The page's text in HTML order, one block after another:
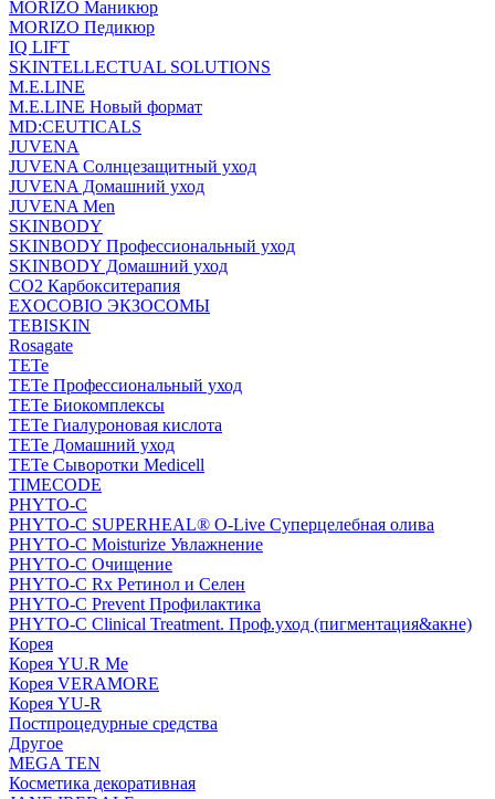
MORIZO Маникюр
MORIZO Педикюр
IQ LIFT
SKINTELLECTUAL SOLUTIONS
M.E.LINE
M.E.LINE Новый формат
MD:CEUTICALS
JUVENA
JUVENA Солнцезащитный уход
JUVENA Домашний уход
JUVENA Men
SKINBODY
SKINBODY Профессиональный уход
SKINBODY Домашний уход
CO2 Карбокситерапия
EXOCOBIO ЭКЗОСОМЫ
TEBISKIN
Rosagate
TETe
TETe Профессиональный уход
TETe Биокомплексы
TETe Гиалуроновая кислота
TETe Домашний уход
TETe Сыворотки Medicell
TIMECODE
PHYTO-C
PHYTO-C SUPERHEAL® O-Live Суперцелебная олива
PHYTO-C Moisturize Увлажнение
PHYTO-C Очищение
PHYTO-C Rx Ретинол и Селен
PHYTO-C Prevent Профилактика
PHYTO-C Clinical Treatment. Проф.уход (пигментация&акне)
Корея
Корея YU.R Me
Корея VERAMORE
Корея YU-R
Постпроцедурные средства
Другое
MEGA TEN
Косметика декоративная